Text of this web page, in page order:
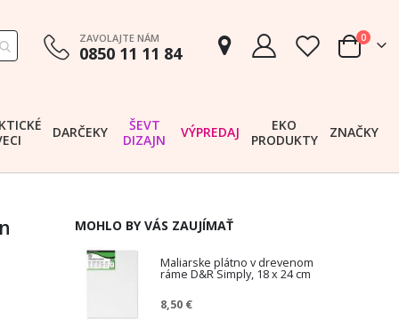
ZAVOLAJTE NÁM
0850 11 11 84 Cart
0
DARČEKY
ŠEVT
DIZAJN
VÝPREDAJ
EKO
PRODUKTY
ZNAČKY
MOHLO BY VÁS ZAUJÍMAŤ
Maliarske plátno v drevenom
ráme D&R Simply, 18 x 24 cm
8,50 €